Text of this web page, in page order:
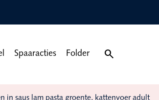
Spaaracties Folder 
in saus lam pasta groente, kattenvoer adult